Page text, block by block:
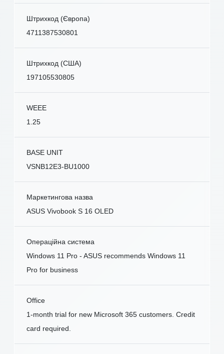
Штрихкод (Європа)
4711387530801
Штрихкод (США)
197105530805
WEEE
1.25
BASE UNIT
VSNB12E3-BU1000
Маркетингова назва
ASUS Vivobook S 16 OLED
Операційна система
Windows 11 Pro - ASUS recommends Windows 11
Pro for business
Office
1-month trial for new Microsoft 365 customers. Credit
card required.